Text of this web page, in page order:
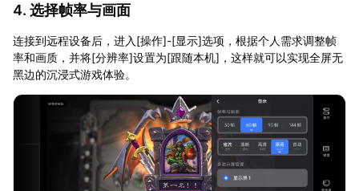
4. 选择帧率与画面
连接到远程设备后，进入[操作]-[显示]选项，根据个人需求调整帧
率和画质，并将[分辨率]设置为[跟随本机]，这样就可以实现全屏无
黑边的沉浸式游戏体验。